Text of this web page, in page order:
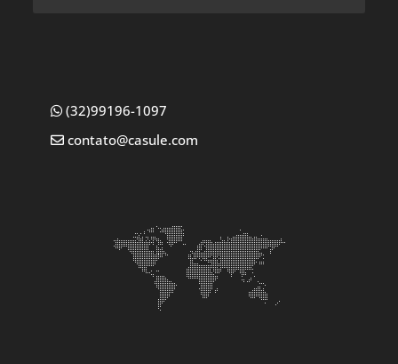
(32)99196-1097
contato@casule.com